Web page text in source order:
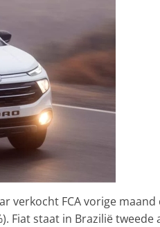
verkocht FCA vorige maand
Fiat staat in Brazilië tweede